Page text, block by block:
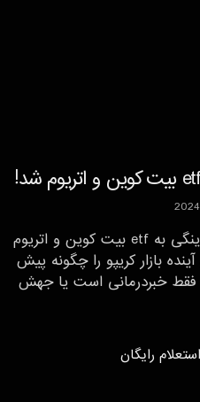
با ورود سیل عظیم نقدینگی به etf بیت کوین و اتریوم
بازار کریپو را چگونه پیش
فقط خبردرمانی است یا جهش